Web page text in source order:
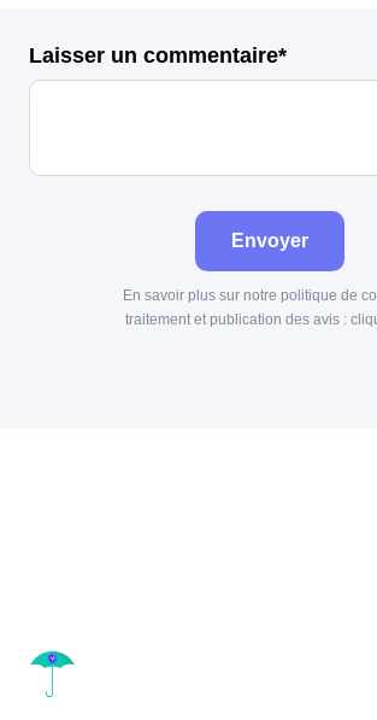
Laisser un commentaire*
Envoyer
En savoir plus sur notre politique de
traitement et publication des avis :